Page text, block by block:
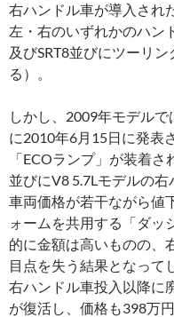
右ハンドル車が導入され
左・右のいずれかのハン
及びSRT8並びにツーリ
る）。
しかし、2009年モデル
に2010年6月15日に発表
「ECOランプ」が装着
並びにV8 5.7Lモデルの右
車両価格が若干ながら値
ォームを共用する「ダッ
的に金額は高いものの、
目点を失う結果となって
右ハンドル車投入以降に
が復活し、価格も398万